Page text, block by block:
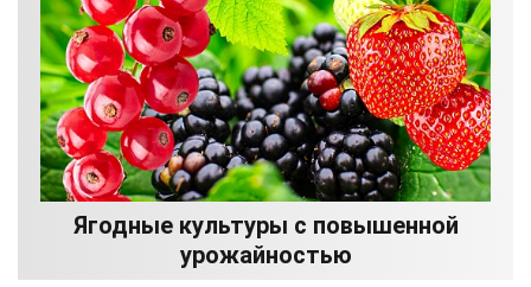
Ягодные культуры с повышенной
урожайностью